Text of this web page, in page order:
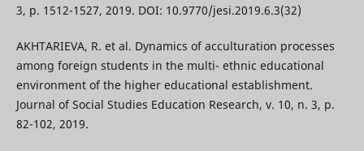
3, p. 1512-1527, 2019. DOI: 10.9770/jesi.2019.6.3(32)
AKHTARIEVA, R. et al. Dynamics of acculturation processes
among foreign students in the multi- ethnic educational
environment of the higher educational establishment.
Journal of Social Studies Education Research, v. 10, n. 3, p.
82-102, 2019.